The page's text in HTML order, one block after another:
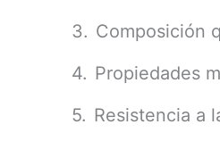
Composición
Propiedades
Resistencia a